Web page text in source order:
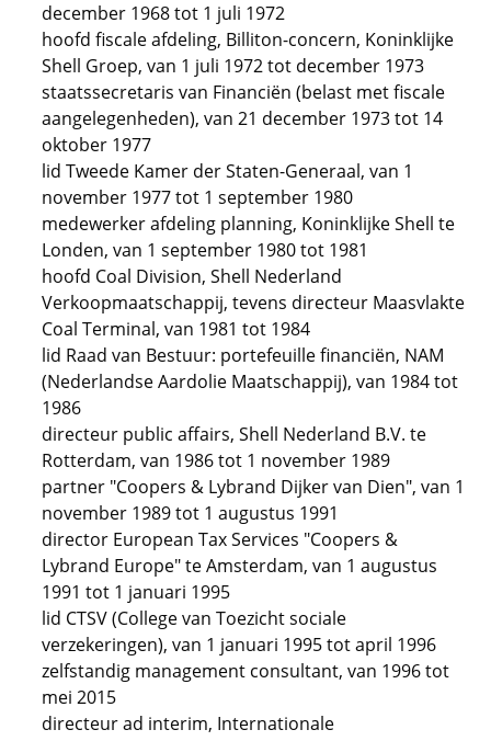
december 1968 tot 1 juli 1972
hoofd fiscale afdeling, Billiton-concern, Koninklijke
Shell Groep, van 1 juli 1972 tot december 1973
staatssecretaris van Financiën (belast met fiscale
aangelegenheden), van 21 december 1973 tot 14
oktober 1977
lid Tweede Kamer der Staten-Generaal, van 1
november 1977 tot 1 september 1980
medewerker afdeling planning, Koninklijke Shell te
Londen, van 1 september 1980 tot 1981
hoofd Coal Division, Shell Nederland
Verkoopmaatschappij, tevens directeur Maasvlakte
Coal Terminal, van 1981 tot 1984
lid Raad van Bestuur: portefeuille financiën, NAM
(Nederlandse Aardolie Maatschappij), van 1984 tot
1986
directeur public affairs, Shell Nederland B.V. te
Rotterdam, van 1986 tot 1 november 1989
partner "Coopers & Lybrand Dijker van Dien", van 1
november 1989 tot 1 augustus 1991
director European Tax Services "Coopers &
Lybrand Europe" te Amsterdam, van 1 augustus
1991 tot 1 januari 1995
lid CTSV (College van Toezicht sociale
verzekeringen), van 1 januari 1995 tot april 1996
zelfstandig management consultant, van 1996 tot
mei 2015
directeur ad interim, Internationale